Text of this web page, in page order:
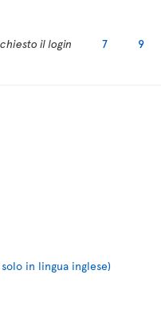
il login 7 9
in lingua inglese)